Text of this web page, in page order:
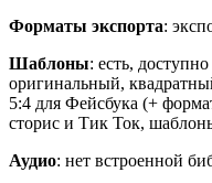
Форматы экспорта:
Шаблоны: есть,
оригинальный,
5:4 для Фейсбука (+
сторис и Тик Ток,
Аудио: нет встроенной